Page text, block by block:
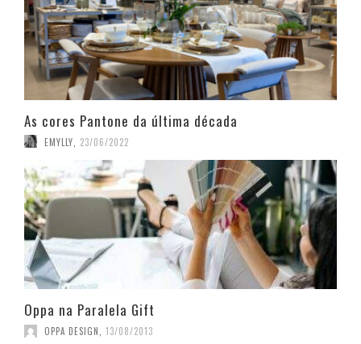
As cores Pantone da última década
EMYLLY 23/06/2022
Oppa na Paralela Gift
OPPA DESIGN 13/08/2013